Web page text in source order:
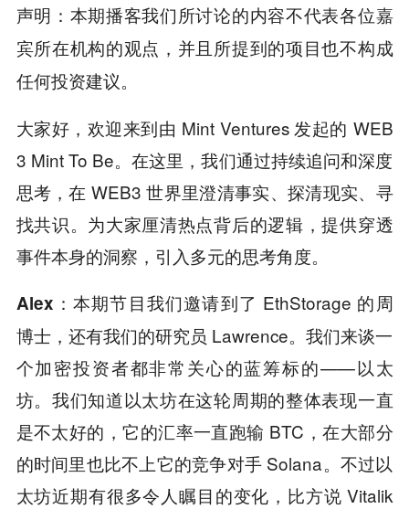
声明：本期播客我们所讨论的内容不代表各位嘉
宾所在机构的观点，并且所提到的项目也不构成
任何投资建议。
大家好，欢迎来到由 Mint Ventures 发起的 WEB
3 Mint To Be。在这里，我们通过持续追问和深度
思考，在 WEB3 世界里澄清事实、探清现实、寻
找共识。为大家厘清热点背后的逻辑，提供穿透
事件本身的洞察，引入多元的思考角度。
Alex： 本期节目我们邀请到了 EthStorage 的周
博士，还有我们的研究员 Lawrence。我们来谈一
个加密投资者都非常关心的蓝筹标的——以太
坊。我们知道以太坊在这轮周期的整体表现一直
是不太好的，它的汇率一直跑输 BTC，在大部分
的时间里也比不上它的竞争对手 Solana。不过以
太坊近期有很多令人瞩目的变化，比方说 Vitalik